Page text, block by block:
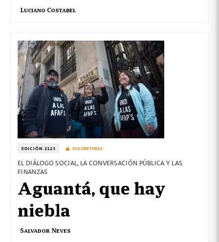
Luciano Costabel
EDICIÓN 2123 SUSCRIPTORES
EL DIÁLOGO SOCIAL, LA CONVERSACIÓN PÚBLICA Y LAS
FINANZAS
Aguantá, que hay
niebla
Salvador Neves